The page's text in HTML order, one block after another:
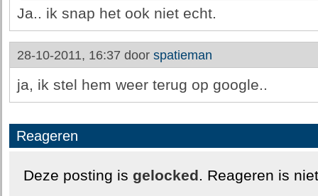
Ja.. ik snap het ook niet echt.
28-10-2011, 16:37 door spatieman
ja, ik stel hem weer terug op google..
Reageren
Deze posting is gelocked. Reageren is